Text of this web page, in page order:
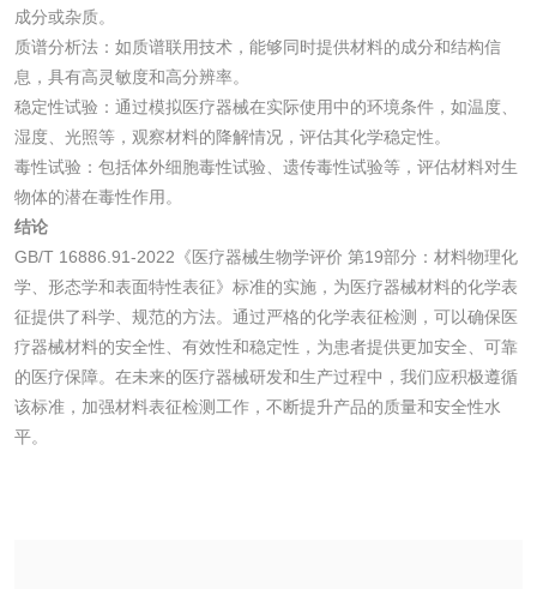
成分或杂质。
质谱分析法：如质谱联用技术，能够同时提供材料的成分和结构信
息，具有高灵敏度和高分辨率。
稳定性试验：通过模拟医疗器械在实际使用中的环境条件，如温度、
湿度、光照等，观察材料的降解情况，评估其化学稳定性。
毒性试验：包括体外细胞毒性试验、遗传毒性试验等，评估材料对生
物体的潜在毒性作用。
结论
GB/T 16886.91-2022《医疗器械生物学评价 第19部分：材料物理化
学、形态学和表面特性表征》标准的实施，为医疗器械材料的化学表
征提供了科学、规范的方法。通过严格的化学表征检测，可以确保医
疗器械材料的安全性、有效性和稳定性，为患者提供更加安全、可靠
的医疗保障。在未来的医疗器械研发和生产过程中，我们应积极遵循
该标准，加强材料表征检测工作，不断提升产品的质量和安全性水
平。
洗手液检测
水处理剂
工业乳状氢氧化钙
检测
铝酸钙检测
三氯异氰尿酸检测 磷酸二氢铵检测